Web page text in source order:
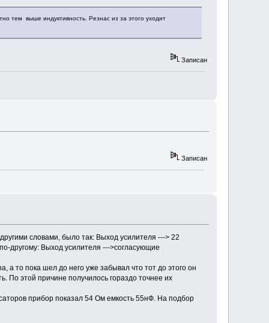
тем выше индуктивность. Резнас из за этого уходит
Записан
Записан
словами, было так: Выход усилителя ---> 22
другому: Выход усилителя --->согласующие
а то пока шел до него уже забывал что тот до этого он
По этой причине получилось гораздо точнее их
прибор показал 54 Ом емкость 55нФ. На подбор